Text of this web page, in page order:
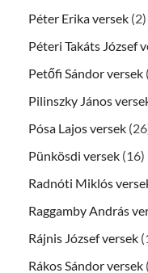
Péter Erika versek (2)
Péteri Takáts József
Petőfi Sándor versek
Pilinszky János
Pósa Lajos versek
Pünkösdi versek (16)
Radnóti Miklós
Raggamby András
Rájnis József versek
Rákos Sándor versek